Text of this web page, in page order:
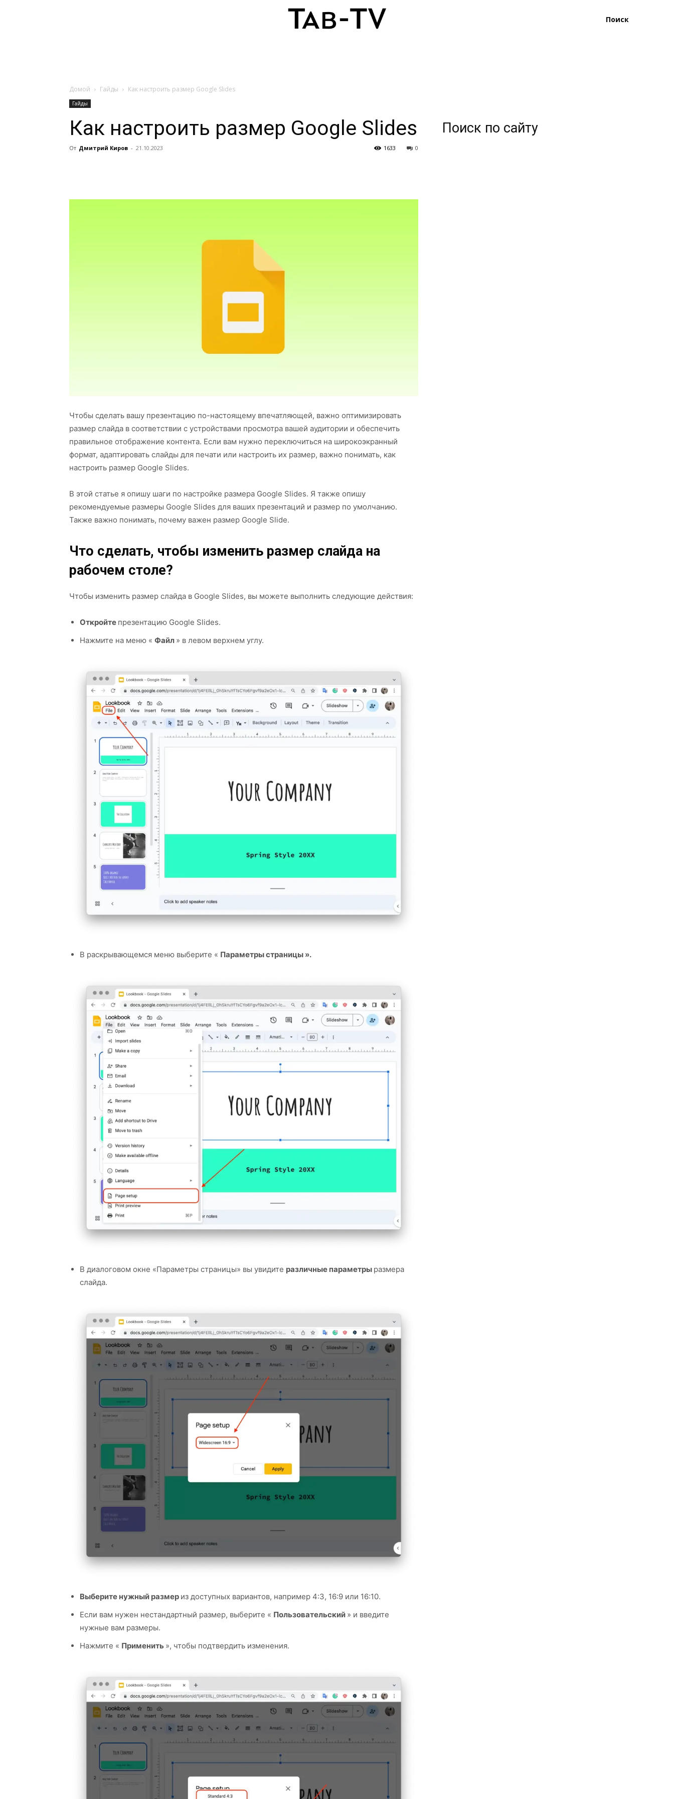
Поиск
Домой Гайды Как настроить размер Google Slides
Гайды
Как настроить размер Google Slides
От Дмитрий Киров - 21.10.2023 0
1633
Чтобы сделать вашу презентацию по-настоящему впечатляющей, важно оптимизировать
размер слайда в соответствии с устройствами просмотра вашей аудитории и обеспечить
правильное отображение контента. Если вам нужно переключиться на широкоэкранный
формат, адаптировать слайды для печати или настроить их размер, важно понимать, как
настроить размер Google Slides.
В этой статье я опишу шаги по настройке размера Google Slides. Я также опишу
рекомендуемые размеры Google Slides для ваших презентаций и размер по умолчанию.
Также важно понимать, почему важен размер Google Slide.
Что сделать, чтобы изменить размер слайда на
рабочем столе?
Чтобы изменить размер слайда в Google Slides, вы можете выполнить следующие действия:
Откройте презентацию Google Slides.
Нажмите на меню « Файл » в левом верхнем углу.
В раскрывающемся меню выберите « Параметры страницы ».
В диалоговом окне «Параметры страницы» вы увидите различные параметры размера
слайда.
Выберите нужный размер из доступных вариантов, например 4:3, 16:9 или 16:10.
Если вам нужен нестандартный размер, выберите « Пользовательский » и введите
нужные вам размеры.
Нажмите « Применить », чтобы подтвердить изменения.
Поиск по сайту